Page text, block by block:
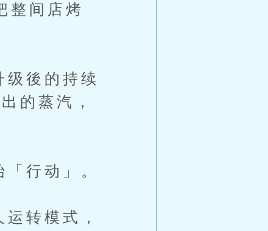
间店烤
後的持续
的蒸汽，
行动」。
转模式，